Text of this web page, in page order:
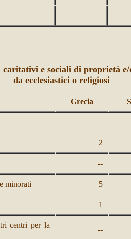
caritativi e sociali di proprietà
da ecclesiastici o religiosi
Grecia
2
--
minorati 5
1
centri per la
--